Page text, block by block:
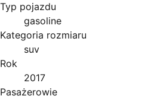
Typ pojazdu
gasoline
Kategoria rozmiaru
suv
Rok
2017
Pasażerowie